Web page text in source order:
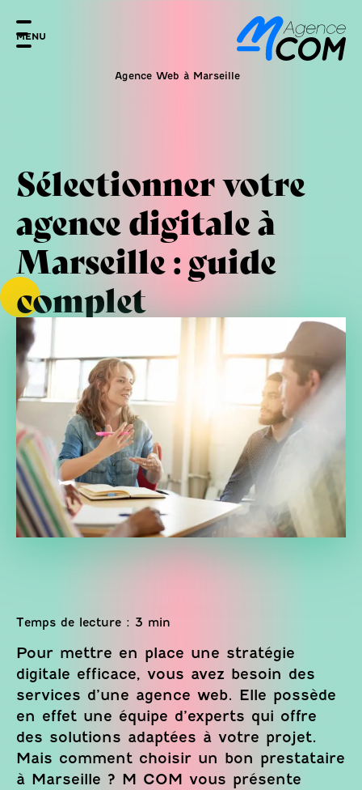
MENU
Agence Web à Marseille
Sélectionner votre
agence digitale à
Marseille : guide
complet
Pour mettre en place une stratégie
digitale efficace, vous avez besoin des
services d’une agence web. Elle possède
en effet une équipe d’experts qui offre
des solutions adaptées à votre projet.
Mais comment choisir un bon prestataire
à Marseille ? M COM vous présente